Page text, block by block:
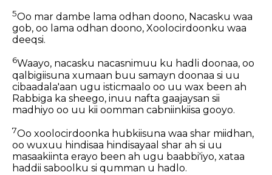
5Oo mar dambe lama odhan doono, Nacasku waa
gob, oo lama odhan doono, Xoolocirdoonku waa
deeqsi.
6Waayo, nacasku nacasnimuu ku hadli doonaa, oo
qalbigiisuna xumaan buu samayn doonaa si uu
cibaadala'aan ugu isticmaalo oo uu wax been ah
Rabbiga ka sheego, inuu nafta gaajaysan sii
madhiyo oo uu kii oomman cabniinkiisa gooyo.
7Oo xoolocirdoonka hubkiisuna waa shar miidhan,
oo wuxuu hindisaa hindisayaal shar ah si uu
masaakiinta erayo been ah ugu baabbi'iyo, xataa
haddii saboolku si qumman u hadlo.